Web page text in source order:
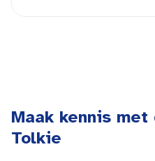
Maak kennis
Tolkie